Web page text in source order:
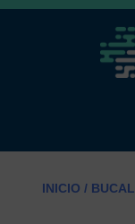
INICIO / BUCAL